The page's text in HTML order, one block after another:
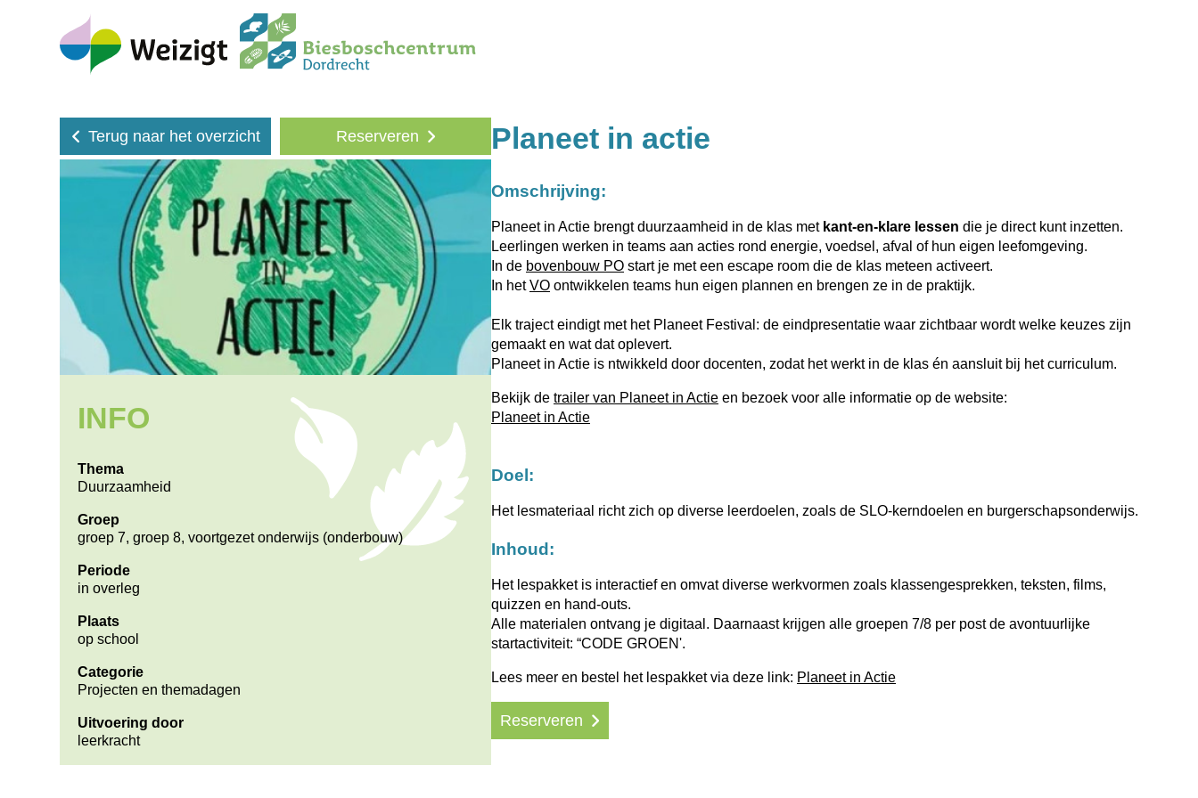
Terug naar het overzicht Reserveren
INFO
Thema
Duurzaamheid
Groep
groep 7, groep 8, voortgezet onderwijs (onderbouw)
Periode
in overleg
Plaats
op school
Categorie
Projecten en themadagen
Uitvoering door
leerkracht
Planeet in actie
Omschrijving:
Planeet in Actie brengt duurzaamheid in de klas met kant-en-klare lessen die je direct kunt inzetten.
Leerlingen werken in teams aan acties rond energie, voedsel, afval of hun eigen leefomgeving.
In de bovenbouw PO start je met een escape room die de klas meteen activeert.
In hetVO ontwikkelen teams hun eigen plannen en brengen ze in de praktijk.
Elk traject eindigt met het Planeet Festival: de eindpresentatie waar zichtbaar wordt welke keuzes zijn
gemaakt en wat dat oplevert.
Planeet in Actie is ntwikkeld door docenten, zodat het werkt in de klas én aansluit bij het curriculum.
Bekijk de trailer van Planeet in Actie en bezoek voor alle informatie op de website:
Planeet in Actie
Doel:
Het lesmateriaal richt zich op diverse leerdoelen, zoals de SLO-kerndoelen en burgerschapsonderwijs.
Inhoud:
Het lespakket is interactief en omvat diverse werkvormen zoals klassengesprekken, teksten, films,
quizzen en hand-outs.
Alle materialen ontvang je digitaal. Daarnaast krijgen alle groepen 7/8 per post de avontuurlijke
startactiviteit: “CODE GROEN'.
Lees meer en bestel het lespakket via deze link: Planeet in Actie
Reserveren